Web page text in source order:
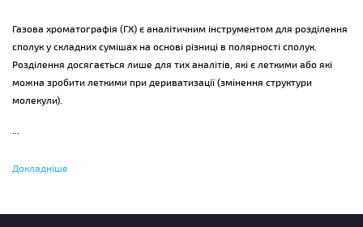
Газова хроматографія (ГХ) є аналітичним інструментом для розділення
сполук у складних сумішах на основі різниці в полярності сполук.
Розділення досягається лише для тих аналітів, які є леткими або які
можна зробити леткими при дериватизації (змінення структури
молекули).
Це один із широко поширених інструментів для розділення сполук
Докладніше